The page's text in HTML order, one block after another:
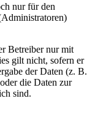
nur für den
Betreiber nur mit
gilt nicht, sofern er
der Daten (z. B.
die Daten zur
sind.